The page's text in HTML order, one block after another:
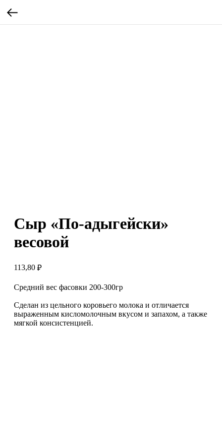
Сыр «По-адыгейски»
весовой
113,80 ₽
Средний вес фасовки 200-300гр
Сделан из цельного коровьего молока и отличается
выраженным кисломолочным вкусом и запахом, а также
мягкой консистенцией.